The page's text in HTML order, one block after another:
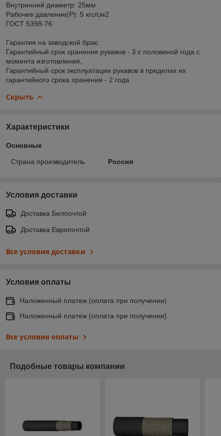
Внутренний диаметр: 25мм
Рабочее давление(Р): 5 кгс/см2
ГОСТ 5398-76
Гарантия на заводской брак:
Гарантийный срок хранения рукавов - 3 с половиной года с
момента изготовления,
Гарантийный срок эксплуатации рукавов в пределах их
гарантийного срока хранения - 2 года
Скрыть
Характеристики
Основные
Страна производитель Россия
Условия доставки
Доставка Белпочтой
Доставка Европочтой
Все условия доставки
Условия оплаты
Наложенный платеж (оплата при получении)
Наложенный платеж (оплата при получении)
Все условия оплаты
Подобные товары компании